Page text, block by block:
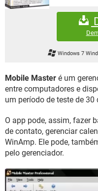
INSTAGRAM
JOGOS
GLOSSÁRIO
INSTAGRAM
GUIA DE COMPRAS
Windows 7
Mobile Master é um
entre computadores e
um período de teste de 30
O app pode, assim, fazer
de contato, gerenciar
WinAmp. Ele pode,
pelo gerenciador.